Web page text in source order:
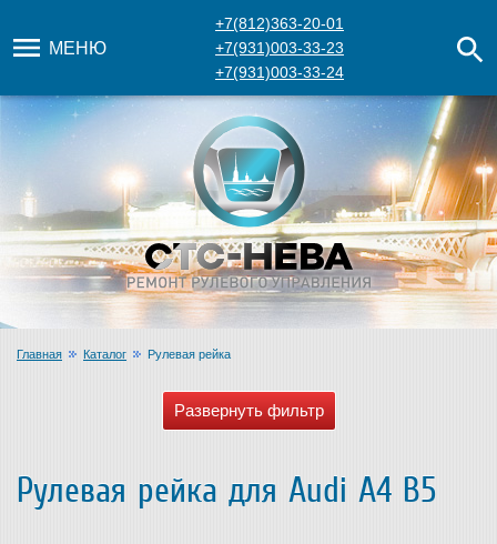
МЕНЮ
+7(812)363-20-01
+7(931)003-33-23
+7(931)003-33-24
Главная Каталог Рулевая рейка
Рулевая рейка для Audi A4 B5